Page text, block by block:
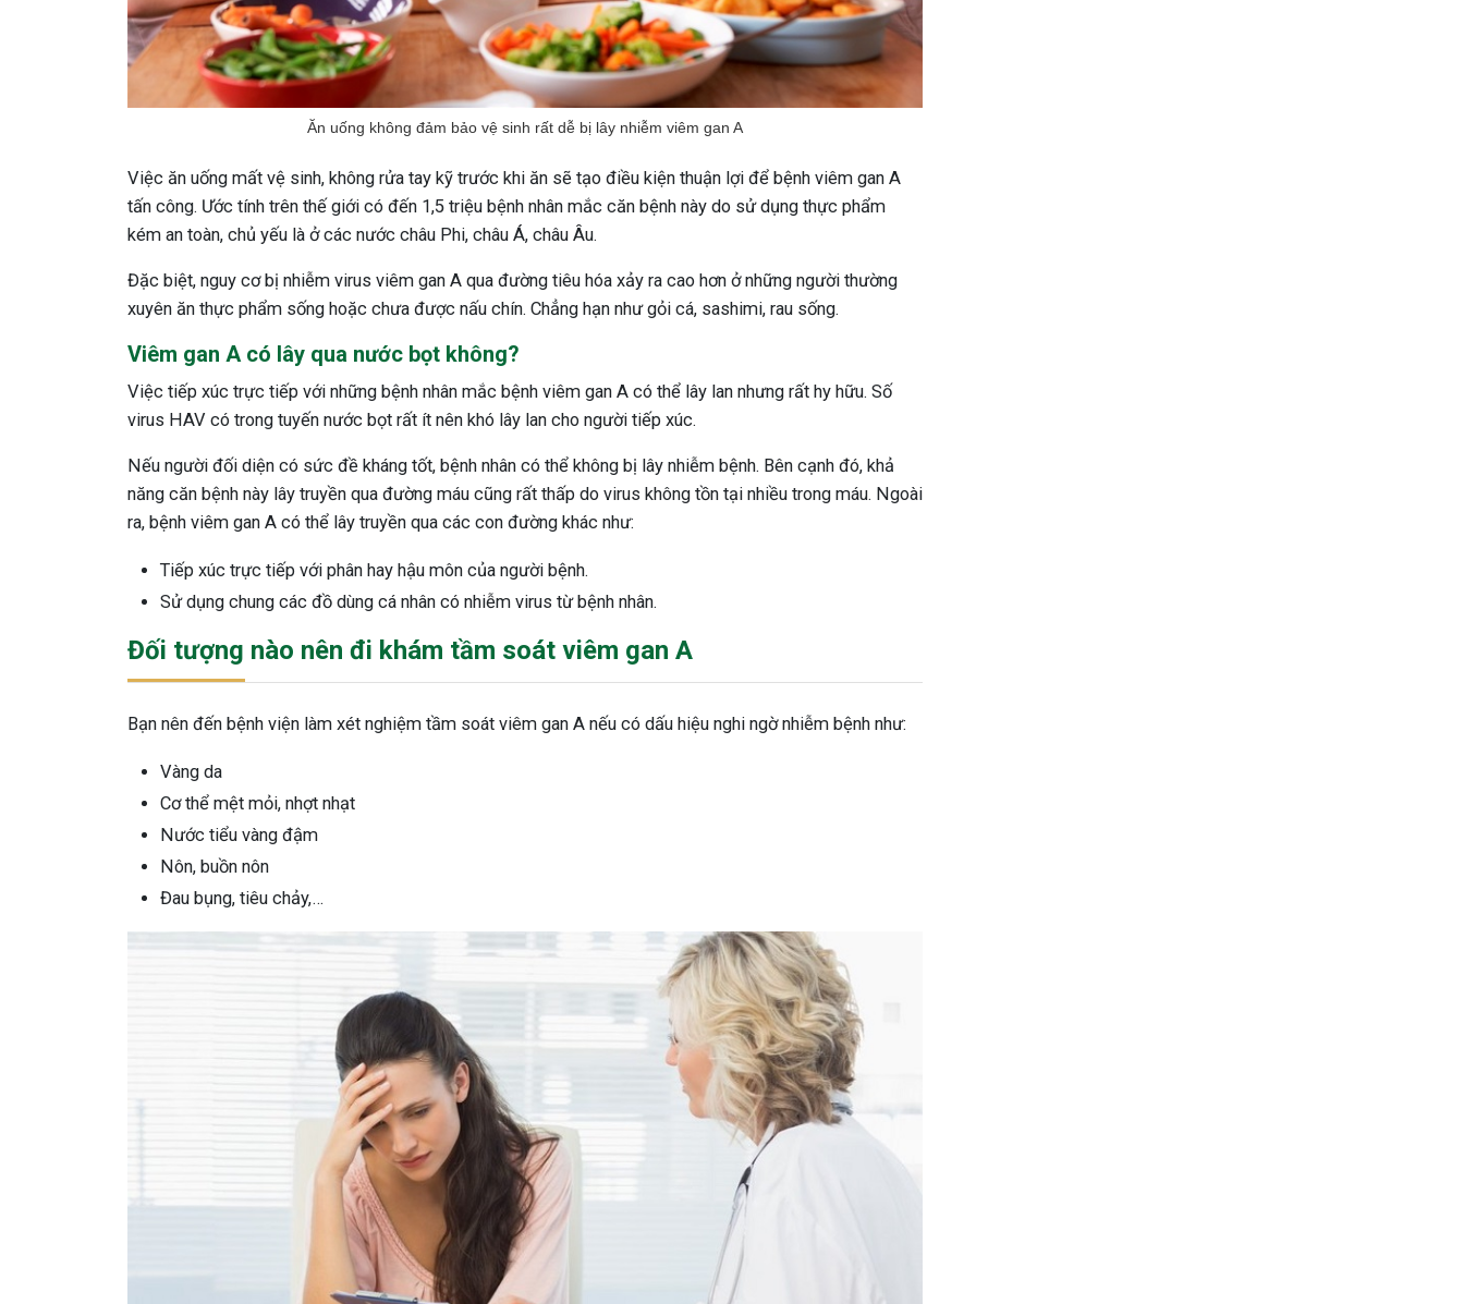
Ăn uống không đảm bảo vệ sinh rất dễ bị lây nhiễm viêm gan A
Việc ăn uống mất vệ sinh, không rửa tay kỹ trước khi ăn sẽ tạo điều kiện thuận lợi để bệnh viêm gan A
tấn công. Ước tính trên thế giới có đến 1,5 triệu bệnh nhân mắc căn bệnh này do sử dụng thực phẩm
kém an toàn, chủ yếu là ở các nước châu Phi, châu Á, châu Âu.
Đặc biệt, nguy cơ bị nhiễm virus viêm gan A qua đường tiêu hóa xảy ra cao hơn ở những người thường
xuyên ăn thực phẩm sống hoặc chưa được nấu chín. Chẳng hạn như gỏi cá, sashimi, rau sống.
Viêm gan A có lây qua nước bọt không?
Việc tiếp xúc trực tiếp với những bệnh nhân mắc bệnh viêm gan A có thể lây lan nhưng rất hy hữu. Số
virus HAV có trong tuyến nước bọt rất ít nên khó lây lan cho người tiếp xúc.
Nếu người đối diện có sức đề kháng tốt, bệnh nhân có thể không bị lây nhiễm bệnh. Bên cạnh đó, khả
năng căn bệnh này lây truyền qua đường máu cũng rất thấp do virus không tồn tại nhiều trong máu. Ngoài
ra, bệnh viêm gan A có thể lây truyền qua các con đường khác như:
Tiếp xúc trực tiếp với phân hay hậu môn của người bệnh.
Sử dụng chung các đồ dùng cá nhân có nhiễm virus từ bệnh nhân.
Đối tượng nào nên đi khám tầm soát viêm gan A
Bạn nên đến bệnh viện làm xét nghiệm tầm soát viêm gan A nếu có dấu hiệu nghi ngờ nhiễm bệnh như:
Vàng da
Cơ thể mệt mỏi, nhợt nhạt
Nước tiểu vàng đậm
Nôn, buồn nôn
Đau bụng, tiêu chảy,…